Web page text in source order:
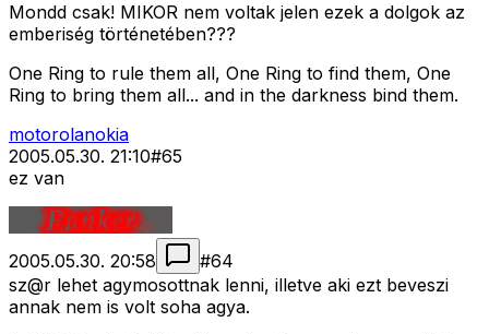
Mondd csak! MIKOR nem voltak jelen ezek a dolgok az
emberiség történetében???
One Ring to rule them all, One Ring to find them, One
Ring to bring them all... and in the darkness bind them.
motorolanokia
2005.05.30. 21:10#65
ez van
2005.05.30. 20:58 #64
sz@r lehet agymosottnak lenni, illetve aki ezt beveszi
annak nem is volt soha agya.